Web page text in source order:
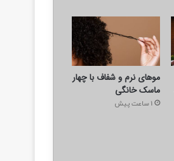
موهای نرم و شفاف با چهار
ماسک خانگی
1 ساعت پیش